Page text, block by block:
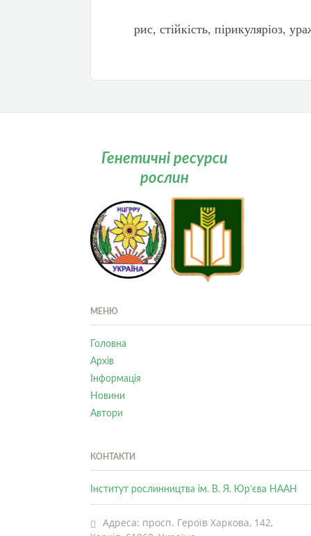
рис, стійкість, пірикуляріоз,
Генетичні ресурси
рослин
МЕНЮ
Головна
Архів
Інформація
Новини
Автори
КОНТАКТИ
Інститут рослинництва ім. В. Я. Юр’єва НААН
Адреса: просп. Героїв Харкова, 142,